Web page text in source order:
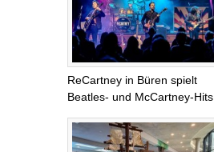
ReCartney in Büren spielt
Beatles- und McCartney-Hits